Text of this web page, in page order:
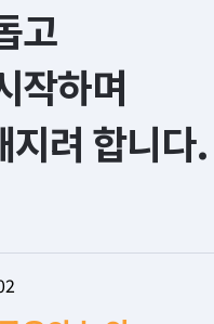
고
작하며
지려 합니다.